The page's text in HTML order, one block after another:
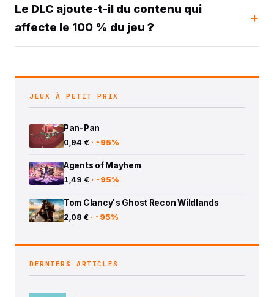
Le DLC ajoute-t-il du contenu qui
affecte le 100 % du jeu ?
JEUX À PETIT PRIX
Pan-Pan
0,94 € · -95%
Agents of Mayhem
1,49 € · -95%
Tom Clancy's Ghost Recon Wildlands
2,08 € · -95%
DERNIERS ARTICLES